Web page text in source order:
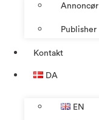
Annoncør
Publisher
Kontakt
DA
EN